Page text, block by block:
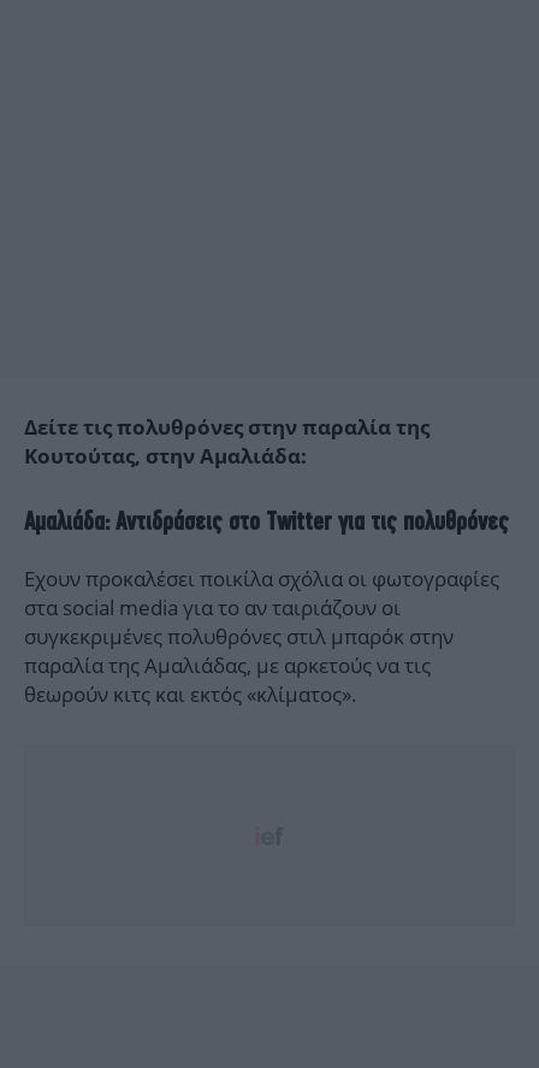
Δείτε τις πολυθρόνες στην παραλία της
Κουτούτας, στην Αμαλιάδα:
Αμαλιάδα: Αντιδράσεις στο Twitter για τις πολυθρόνες
Εχουν προκαλέσει ποικίλα σχόλια οι φωτογραφίες
στα social media για το αν ταιριάζουν οι
συγκεκριμένες πολυθρόνες στιλ μπαρόκ στην
παραλία της Αμαλιάδας, με αρκετούς να τις
θεωρούν κιτς και εκτός «κλίματος».